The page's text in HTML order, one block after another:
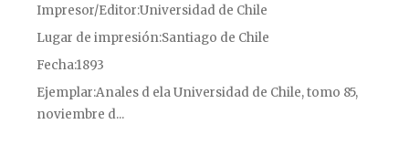
Impresor/Editor Universidad de Chile
Lugar de impresiónSantiago de Chile
Fecha1893
Ejemplar Anales d ela Universidad de Chile, tomo 85,
noviembre d...